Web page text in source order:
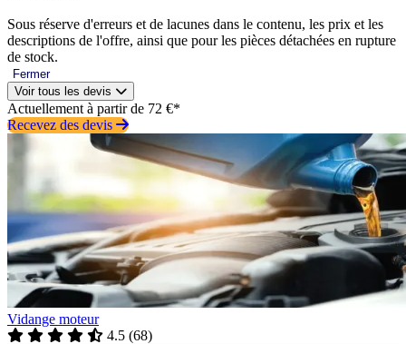
Sous réserve d'erreurs et de lacunes dans le contenu, les prix et les
descriptions de l'offre, ainsi que pour les pièces détachées en rupture
de stock.
Fermer
Voir tous les devis
Actuellement à partir de 72 €*
Recevez des devis
Vidange moteur
4.5 (68)